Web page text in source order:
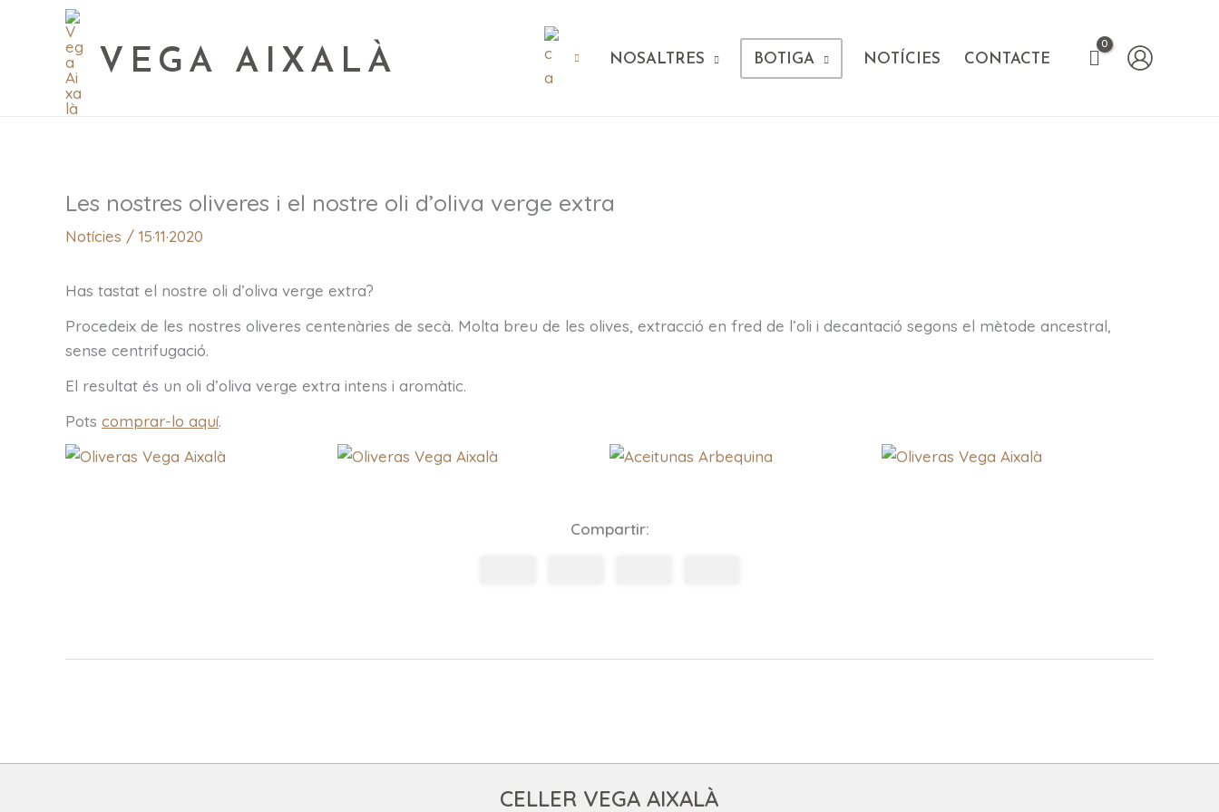
VEGA AIXALÀ NOSALTRES BOTIGA NOTÍCIES CONTACTE
Les nostres oliveres i el nostre oli d’oliva verge extra
Notícies / 15·11·2020
Has tastat el nostre oli d’oliva verge extra?
Procedeix de les nostres oliveres centenàries de secà. Molta breu de les olives, extracció en fred de l’oli i decantació segons el mètode ancestral,
sense centrifugació.
El resultat és un oli d’oliva verge extra intens i aromàtic.
Pots comprar-lo aquí.
Compartir:
CELLER VEGA AIXALÀ